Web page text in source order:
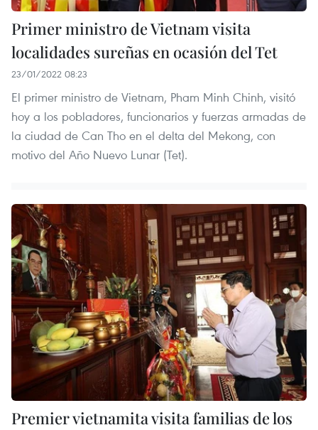
Primer ministro de Vietnam visita
localidades sureñas en ocasión del Tet
23/01/2022 08:23
El primer ministro de Vietnam, Pham Minh Chinh, visitó
hoy a los pobladores, funcionarios y fuerzas armadas de
la ciudad de Can Tho en el delta del Mekong, con
motivo del Año Nuevo Lunar (Tet).
Premier vietnamita visita familias de los